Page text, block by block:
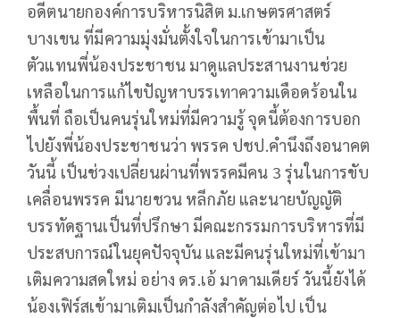
อดีตนายกองค์การบริหารนิสิต ม.เกษตรศาสตร์
บางเขน ที่มีความมุ่งมั่นตั้งใจในการเข้ามาเป็น
ตัวแทนพี่น้องประชาชน มาดูแลประสานงานช่วย
เหลือในการแก้ไขปัญหาบรรเทาความเดือดร้อนใน
พื้นที่ ถือเป็นคนรุ่นใหม่ที่มีความรู้ จุดนี้ต้องการบอก
ไปยังพี่น้องประชาชนว่า พรรค ปชป.คำนึงถึงอนาคต
วันนี้ เป็นช่วงเปลี่ยนผ่านที่พรรคมีคน 3 รุ่นในการขับ
เคลื่อนพรรค มีนายชวน หลีกภัย และนายบัญญัติ
บรรทัดฐานเป็นที่ปรึกษา มีคณะกรรมการบริหารที่มี
ประสบการณ์ในยุคปัจจุบัน และมีคนรุ่นใหม่ที่เข้ามา
เติมความสดใหม่ อย่าง ดร.เอ้ มาดามเดียร์ วันนี้ยังได้
น้องเฟิร์สเข้ามาเติมเป็นกำลังสำคัญต่อไป เป็น